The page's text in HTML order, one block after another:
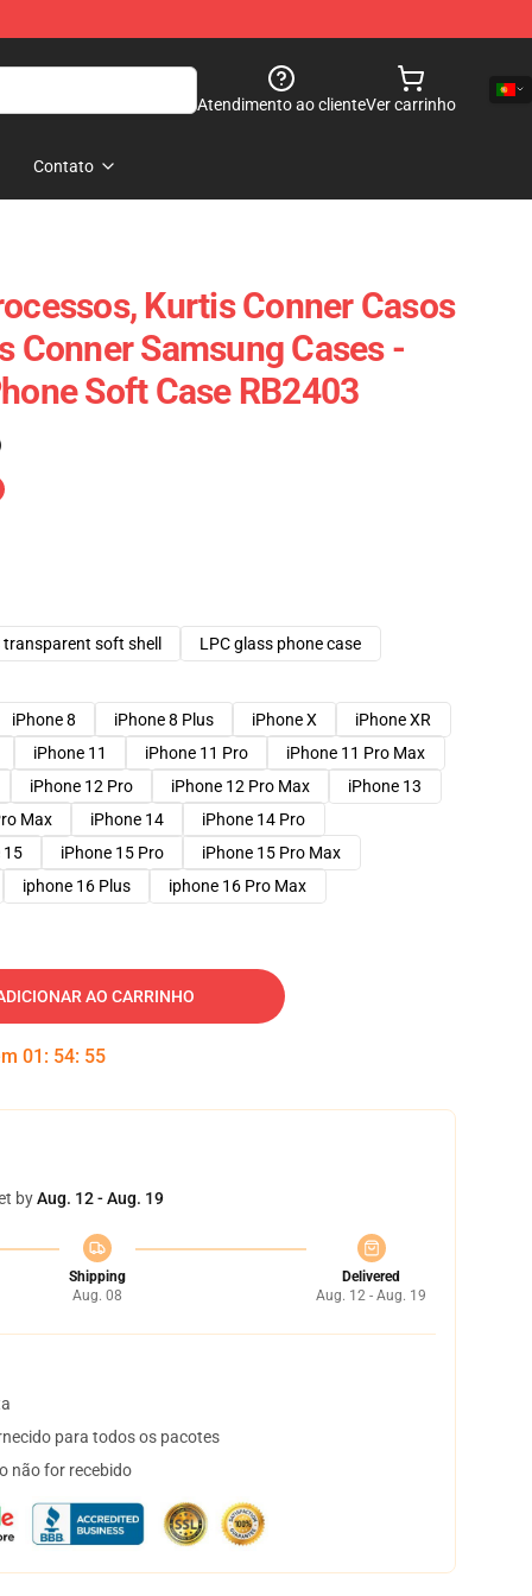
Atendimento ao clienteVer carrinho
Contato
Kurtis Conner Casos
Conner Samsung Cases -
Soft Case RB2403
transparent soft shell
LPC glass phone case
iPhone 8 iPhone 8 Plus iPhone X
iPhone XR
iPhone 11 iPhone 11 Pro
iPhone 11 Pro Max
iPhone 12 Pro iPhone 12 Pro Max
iPhone 13
Max iPhone 14
iPhone 14 Pro
15 iPhone 15 Pro
iPhone 15 Pro Max
iphone 16 Plus iphone 16 Pro Max
AO CARRINHO
01 : 54: 54
byAug. 12 - Aug. 19
Shipping
Aug. 08
Delivered
Aug. 12 - Aug. 19
para todos os pacotes
não for recebido